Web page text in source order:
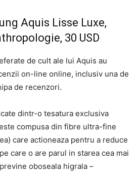
Aquis Lisse Luxe,
30 USD
de cult ale lui Aquis au
on-line online, inclusiv una de
de recenzori.
dintr-o tesatura exclusiva
compusa din fibre ultra-fine
care actioneaza pentru a reduce
care o are parul in starea cea mai
oboseala higrala –